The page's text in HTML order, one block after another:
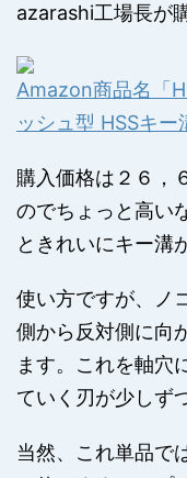
azarashi工場長が
Amazon商品名「
ッシュ型 HSSキ
購入価格は２６，
のでちょっと高い
ときれいにキー溝
使い方ですが、ノ
側から反対側に向
ます。これを軸穴
ていく刃が少しず
当然、これ単品で